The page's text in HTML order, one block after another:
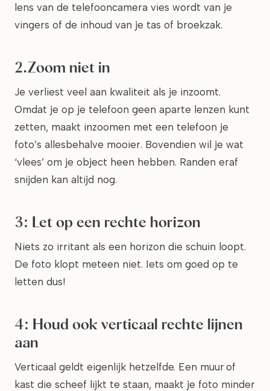
lens van de telefooncamera vies wordt van je
vingers of de inhoud van je tas of broekzak.
2.Zoom niet in
Je verliest veel aan kwaliteit als je inzoomt.
Omdat je op je telefoon geen aparte lenzen kunt
zetten, maakt inzoomen met een telefoon je
foto’s allesbehalve mooier. Bovendien wil je wat
‘vlees’ om je object heen hebben. Randen eraf
snijden kan altijd nog.
3: Let op een rechte horizon
Niets zo irritant als een horizon die schuin loopt.
De foto klopt meteen niet. Iets om goed op te
letten dus!
4: Houd ook verticaal rechte lijnen
aan
Verticaal geldt eigenlijk hetzelfde. Een muur of
kast die scheef lijkt te staan, maakt je foto minder